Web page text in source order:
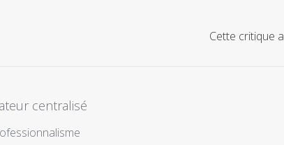
Cette critique
centralisé